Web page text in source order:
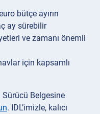
bütçe ayırın
ay sürebilir
ve zamanı önemli
için kapsamlı
Belgesine
. IDL’imizle, kalıcı